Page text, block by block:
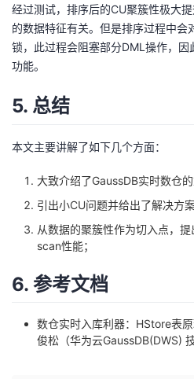
经过测试，排序后的CU聚簇性极大
的数据特征有关。但是排序过程中会
锁，此过程会阻塞部分DML操作，
功能。
5. 总结
本文主要讲解了如下几个方面：
大致介绍了GaussDB实时数仓
引出小CU问题并给出了解决方案
从数据的聚簇性作为切入点，
scan性能；
6. 参考文档
数仓实时入库利器：HStore表
俊松（华为云GaussDB(DWS)